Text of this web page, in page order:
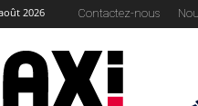
2026 Contactez-nous